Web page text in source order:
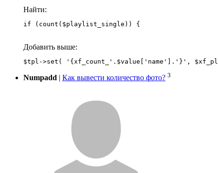
Найти:
if (count($playlist_single)) {
Добавить выше:
Numpadd | Как вывести количество фото? 3